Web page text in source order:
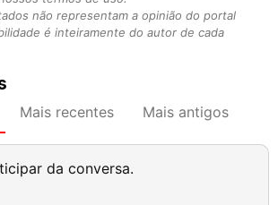
não representam a opinião do portal
é inteiramente do autor de cada
Mais recentes Mais antigos
da conversa.